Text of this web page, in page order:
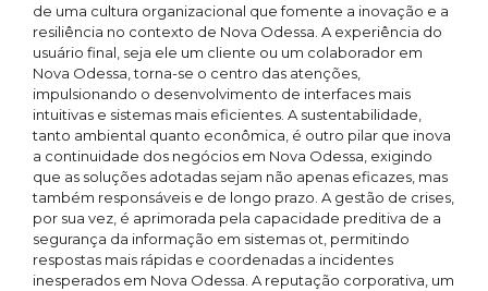
de uma cultura organizacional que fomente a inovação e a
resiliência no contexto de Nova Odessa. A experiência do
usuário final, seja ele um cliente ou um colaborador em
Nova Odessa, torna-se o centro das atenções,
impulsionando o desenvolvimento de interfaces mais
intuitivas e sistemas mais eficientes. A sustentabilidade,
tanto ambiental quanto econômica, é outro pilar que inova
a continuidade dos negócios em Nova Odessa, exigindo
que as soluções adotadas sejam não apenas eficazes, mas
também responsáveis e de longo prazo. A gestão de crises,
por sua vez, é aprimorada pela capacidade preditiva de a
segurança da informação em sistemas ot, permitindo
respostas mais rápidas e coordenadas a incidentes
inesperados em Nova Odessa. A reputação corporativa, um